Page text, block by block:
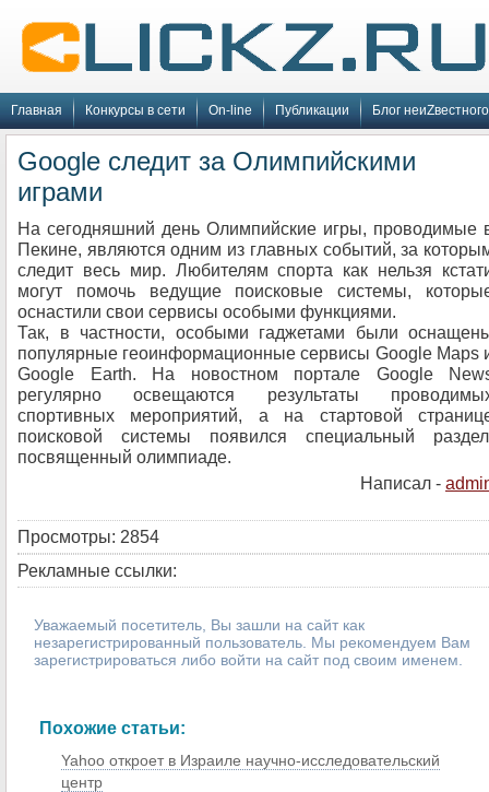
Главная Конкурсы в сети On-line Публикации Блог
Google следит за Олимпийскими
играми
На сегодняшний день Олимпийские игры, проводимые
Пекине, являются одним из главных событий, за
следит весь мир. Любителям спорта как нельзя
могут помочь ведущие поисковые системы,
оснастили свои сервисы особыми функциями.
Так, в частности, особыми гаджетами были
популярные геоинформационные сервисы Google Maps
Google Earth. На новостном портале Google
регулярно освещаются результаты
спортивных мероприятий, а на стартовой
поисковой системы появился специальный
посвященный олимпиаде.
Написал -
Просмотры: 2854
Рекламные ссылки:
Уважаемый посетитель, Вы зашли на сайт как
незарегистрированный пользователь. Мы рекомендуем Вам
зарегистрироваться либо войти на сайт под своим именем.
Похожие статьи:
Yahoo откроет в Израиле научно-исследовательский
центр